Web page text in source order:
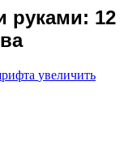
руками: 12
увеличить